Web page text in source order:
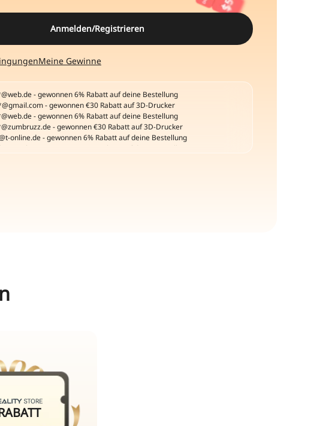
Anmelden/Registrieren
Meine Gewinne
online.de - gewonnen 6% Rabatt auf deine Bestellung
- gewonnen 6% Rabatt auf deine Bestellung
- gewonnen 6% Rabatt auf deine Bestellung
- gewonnen 6% Rabatt auf deine Bestellung
- gewonnen €30 Rabatt auf 3D-Drucker
- gewonnen 6% Rabatt auf deine Bestellung
- gewonnen 6% Rabatt auf deine Bestellung
- gewonnen €30 Rabatt auf 3D-Drucker
- gewonnen 6% Rabatt auf deine Bestellung
- gewonnen €30 Rabatt auf 3D-Drucker
online.de - gewonnen 6% Rabatt auf deine Bestellung
- gewonnen 6% Rabatt auf deine Bestellung
- gewonnen 6% Rabatt auf deine Bestellung